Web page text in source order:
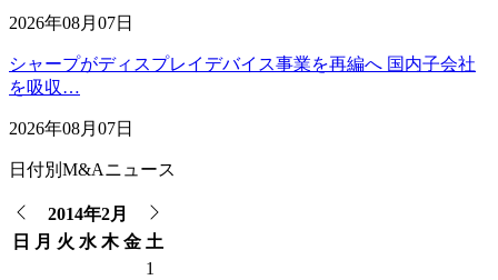
2026年08月07日
シャープがディスプレイデバイス事業を再編へ 国内子会社
を吸収…
2026年08月07日
日付別M&Aニュース
2014年2月
日
月 火 水 木 金 土
1